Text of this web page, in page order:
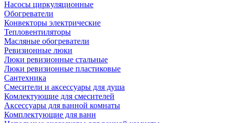
Насосы циркуляционные
Обогреватели
Конвекторы электрические
Тепловентиляторы
Масляные обогреватели
Ревизионные люки
Люки ревизионные стальные
Люки ревизионные пластиковые
Сантехника
Смесители и аксессуары для душа
Комлектующие для смесителей
Аксессуары для ванной комнаты
Комплектующие для ванн